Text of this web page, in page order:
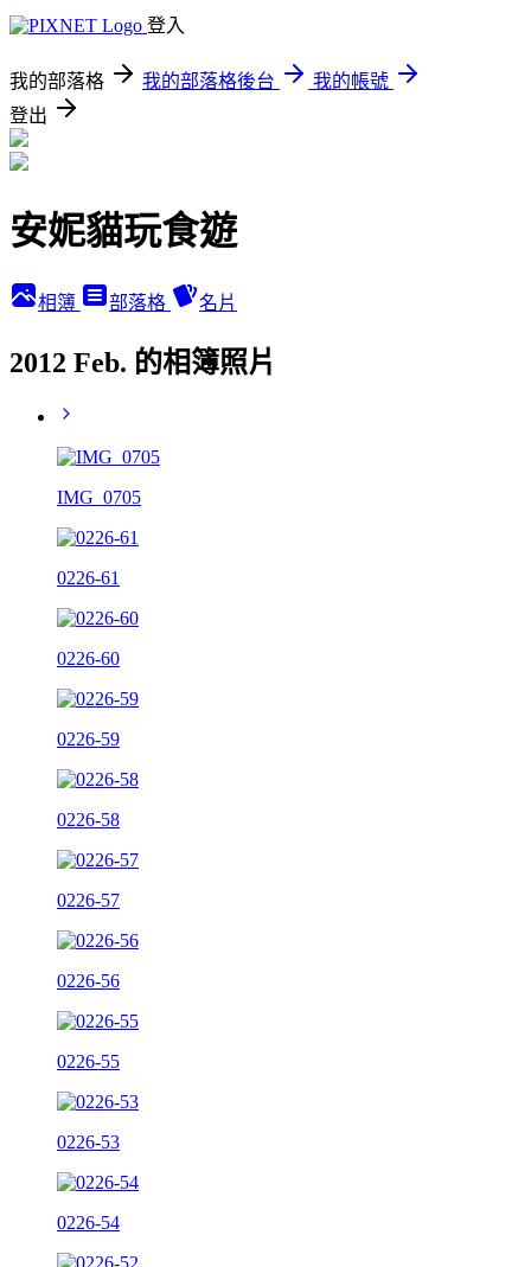
登入
我的部落格 我的部落格後台
我的帳號
登出
安妮貓玩食遊
相簿 部落格 名片
2012 Feb. 的相簿照片
IMG_0705
0226-61
0226-60
0226-59
0226-58
0226-57
0226-56
0226-55
0226-53
0226-54